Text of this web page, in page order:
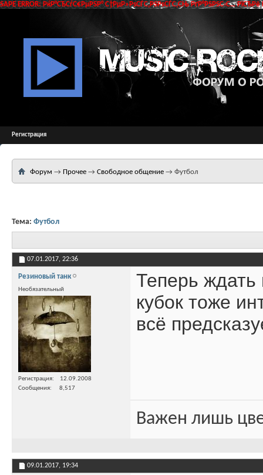
SAPE ERROR: РќР°СЂСѓС€РµРЅР° С†РµР»РѕСЃС‚РЅРѕСЃС‚СЊ РґР°РЅРЅС‹С…
Регистрация
Форум → Прочее → Свободное общение → Футбол
Тема: Футбол
07.01.2017, 22:36
Резиновый танк
Необязательный
Регистрация
12.09.2008
Сообщения
8,517
Теперь ждать
кубок тоже
всё
Важен лишь
09.01.2017, 19:34